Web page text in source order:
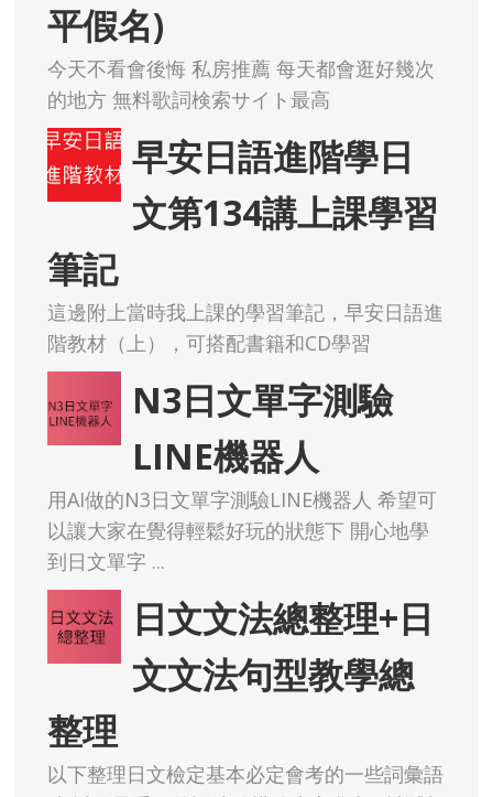
平假名)
今天不看會後悔 私房推薦 每天都會逛好幾次
的地方 無料歌詞検索サイト最高
早安日語進階學日
文第134講上課學習
筆記
這邊附上當時我上課的學習筆記，早安日語進
階教材（上），可搭配書籍和CD學習
N3日文單字測驗
LINE機器人
用AI做的N3日文單字測驗LINE機器人 希望可
以讓大家在覺得輕鬆好玩的狀態下 開心地學
到日文單字 ...
日文文法總整理+日
文文法句型教學總
整理
以下整理日文檢定基本必定會考的一些詞彙語